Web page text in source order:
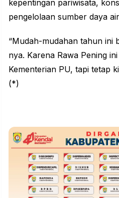
kepentingan pariwisata,
pengelolaan sumber daya
“Mudah-mudahan tahun ini
nya. Karena Rawa Pening
Kementerian PU, tapi tetap
(*)